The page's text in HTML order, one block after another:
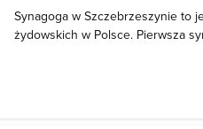
Synagoga w Szczebrzeszynie to
żydowskich w Polsce. Pierwsza